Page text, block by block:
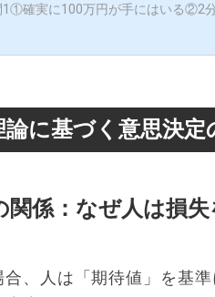
確実に100万円が手にはいる②2分
に基づく意思決定
関係：なぜ人は損
、人は「期待値」を基